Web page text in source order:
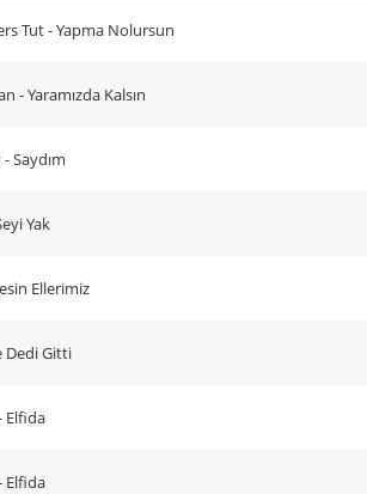
Tut - Yapma Nolursun
- Yaramızda Kalsın
Saydım
Yak
Ellerimiz
Dedi Gitti
Elfida
Elfida